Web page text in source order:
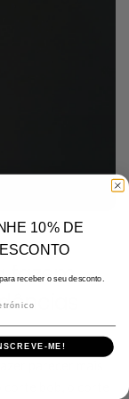
fazem
parecer mais
bob, o corte
10% DE
receber o seu desconto.
ME!